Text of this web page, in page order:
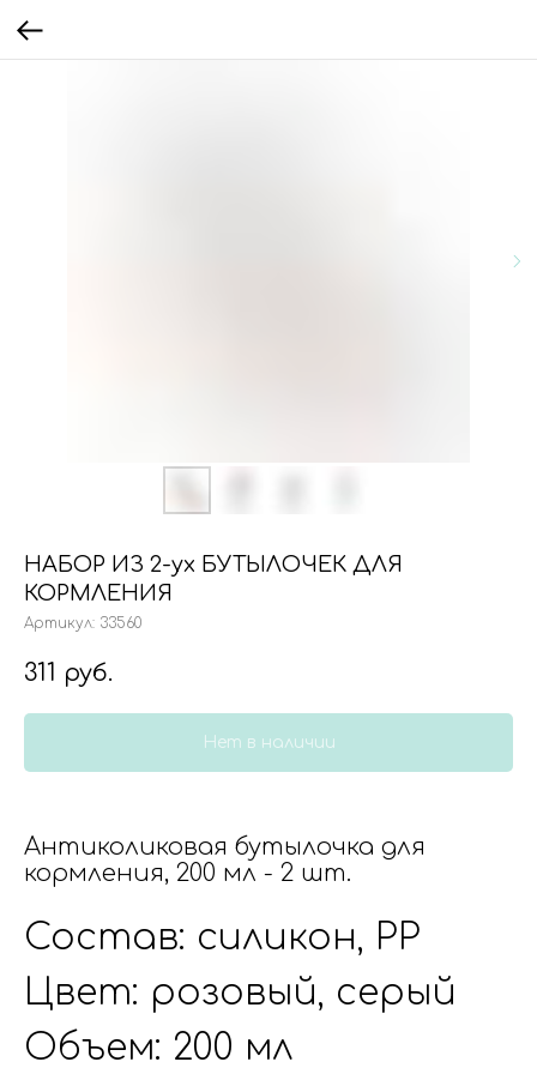
НАБОР ИЗ 2-ух БУТЫЛОЧЕК ДЛЯ
КОРМЛЕНИЯ
Артикул: 33560
311 руб.
Нет в наличии
Антиколиковая бутылочка для
кормления, 200 мл - 2 шт.
Состав: силикон, PP
Цвет: розовый, серый
Объем: 200 мл